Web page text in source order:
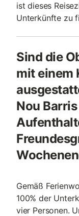
ist dieses
Unterkünfte zu
Sind die
mit einem
Nou
Gemäß
100% der
vier Personen.